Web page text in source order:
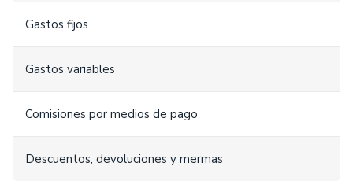
Gastos fijos
Gastos variables
Comisiones por medios de pago
Descuentos, devoluciones y mermas